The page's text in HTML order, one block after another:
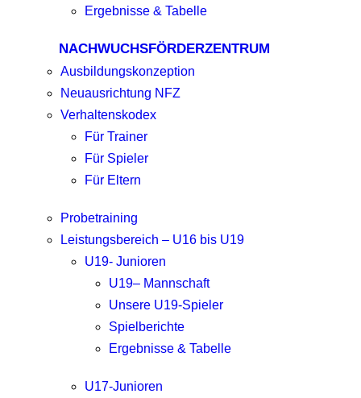
Ergebnisse & Tabelle
NACHWUCHSFÖRDERZENTRUM
Ausbildungskonzeption
Neuausrichtung NFZ
Verhaltenskodex
Für Trainer
Für Spieler
Für Eltern
Probetraining
Leistungsbereich – U16 bis U19
U19- Junioren
U19– Mannschaft
Unsere U19-Spieler
Spielberichte
Ergebnisse & Tabelle
U17-Junioren